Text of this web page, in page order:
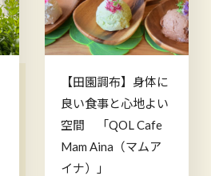
【田園調布】身体に
良い食事と心地よい
空間 「QOL Cafe
Mam Aina（マムア
イナ）」